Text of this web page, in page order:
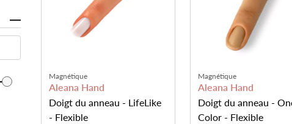
Magnétique
Aleana Hand
Doigt du anneau - LifeLike
- Flexible
Magnétique
Aleana Hand
Doigt du anneau -
Color - Flexible